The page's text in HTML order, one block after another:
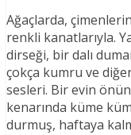
Ağaçlarda,
renkli kanatlarıyla.
dirseği, bir dalı
çokça kumru ve
sesleri. Bir evin
kenarında küme
durmuş, haftaya